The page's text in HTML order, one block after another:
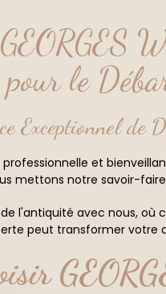
pour le
Exceptionnel de
et
mettons notre savoir-
l'antiquité avec nous,
peut transformer votre